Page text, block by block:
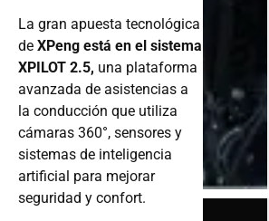
La gran apuesta tecnológica
de XPeng está en el sistema
XPILOT 2.5, una plataforma
avanzada de asistencias a
la conducción que utiliza
cámaras 360°, sensores y
sistemas de inteligencia
artificial para mejorar
seguridad y confort.